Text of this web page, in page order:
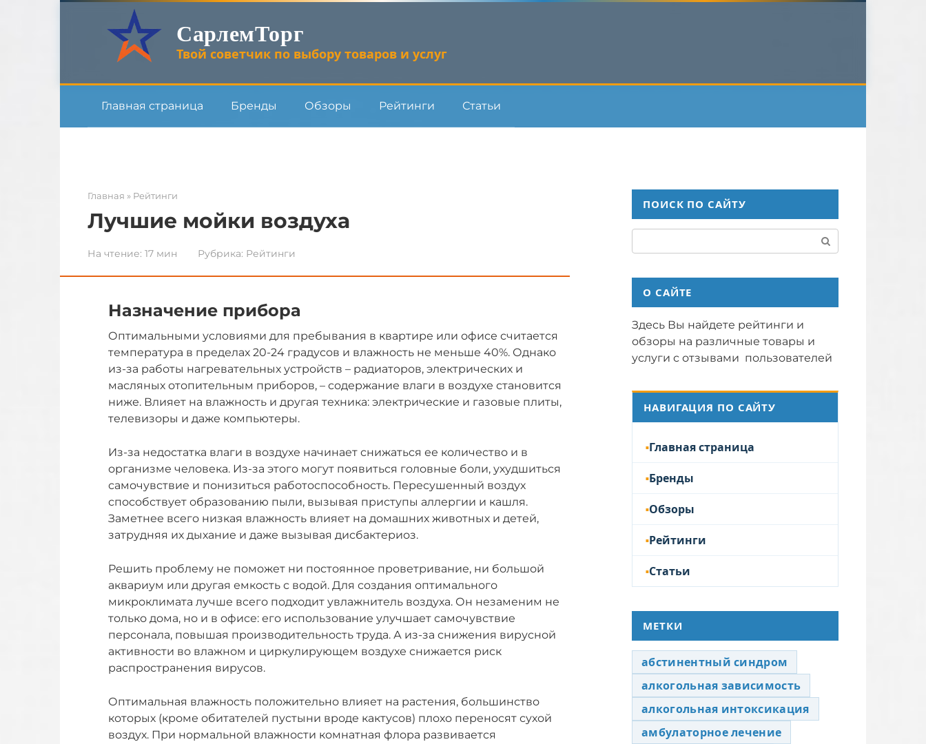
СарлемТорг
Твой советчик по выбору товаров и услуг
Главная страница Бренды Обзоры Рейтинги Статьи
Главная » Рейтинги
Лучшие мойки воздуха
На чтение: 17 мин Рубрика: Рейтинги
Назначение прибора
Оптимальными условиями для пребывания в квартире или офисе считается
температура в пределах 20-24 градусов и влажность не меньше 40%. Однако
из-за работы нагревательных устройств – радиаторов, электрических и
масляных отопительным приборов, – содержание влаги в воздухе становится
ниже. Влияет на влажность и другая техника: электрические и газовые плиты,
телевизоры и даже компьютеры.
Из-за недостатка влаги в воздухе начинает снижаться ее количество и в
организме человека. Из-за этого могут появиться головные боли, ухудшиться
самочувствие и понизиться работоспособность. Пересушенный воздух
способствует образованию пыли, вызывая приступы аллергии и кашля.
Заметнее всего низкая влажность влияет на домашних животных и детей,
затрудняя их дыхание и даже вызывая дисбактериоз.
Решить проблему не поможет ни постоянное проветривание, ни большой
аквариум или другая емкость с водой. Для создания оптимального
микроклимата лучше всего подходит увлажнитель воздуха. Он незаменим не
только дома, но и в офисе: его использование улучшает самочувствие
персонала, повышая производительность труда. А из-за снижения вирусной
активности во влажном и циркулирующем воздухе снижается риск
распространения вирусов.
Оптимальная влажность положительно влияет на растения, большинство
которых (кроме обитателей пустыни вроде кактусов) плохо переносят сухой
воздух. При нормальной влажности комнатная флора развивается
ПОИСК ПО САЙТУ
О САЙТЕ
Здесь Вы найдете рейтинги и
обзоры на различные товары и
услуги с отзывами пользователей
НАВИГАЦИЯ ПО САЙТУ
Главная страница
Бренды
Обзоры
Рейтинги
Статьи
МЕТКИ
абстинентный синдром
алкогольная зависимость
алкогольная интоксикация
амбулаторное лечение